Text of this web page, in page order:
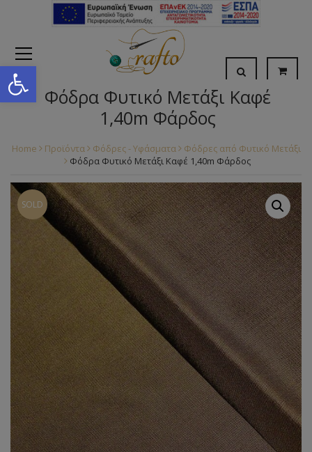
Open toolbar
Φόδρα Φυτικό Μετάξι Καφέ
1,40m Φάρδος
Home Προϊόντα Φόδρες - Υφάσματα
Φόδρες από Φυτικό Μετάξι
Φόδρα Φυτικό Μετάξι Καφέ 1,40m Φάρδος
SOLD